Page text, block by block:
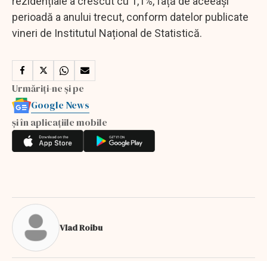
perioadă a anului trecut, conform datelor publicate
vineri de Institutul Național de Statistică.
Urmăriți-ne și pe
Google News
și în aplicațiile mobile
Vlad Roibu